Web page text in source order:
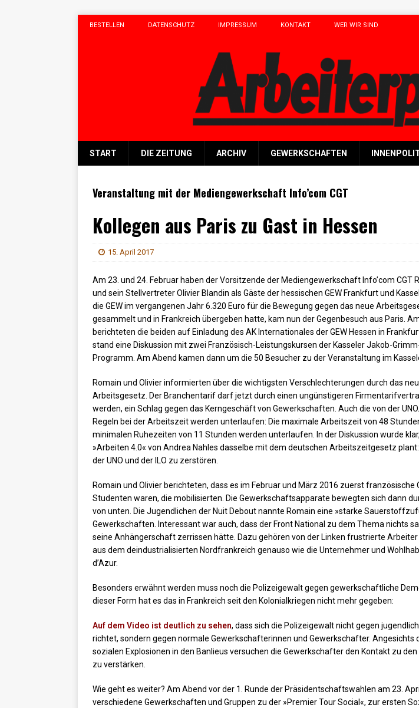
BESTELLEN DATENSCHUTZ IMPRESSUM KONTAKT WER WIR SIND
START DIE ZEITUNG ARCHIV GEWERKSCHAFTEN
Veranstaltung mit der Mediengewerkschaft Info’com CGT
Kollegen aus Paris zu Gast in Hessen
15. April 2017
Am 23. und 24. Februar haben der Vorsitzende der Mediengewerkschaft Info’com CGT
und sein Stellvertreter Olivier Blandin als Gäste der hessischen GEW Frankfurt und
die GEW im vergangenen Jahr 6.320 Euro für die Bewegung gegen das neue
gesammelt und in Frankreich übergeben hatte, kam nun der Gegenbesuch aus Paris.
berichteten die beiden auf Einladung des AK Internationales der GEW Hessen in
stand eine Diskussion mit zwei Französisch-Leistungskursen der Kasseler Jakob-
Programm. Am Abend kamen dann um die 50 Besucher zu der Veranstaltung im
Romain und Olivier informierten über die wichtigsten Verschlechterungen durch das
Arbeitsgesetz. Der Branchentarif darf jetzt durch einen ungünstigeren
werden, ein Schlag gegen das Kerngeschäft von Gewerkschaften. Auch die von der
Regeln bei der Arbeitszeit werden unterlaufen: Die maximale Arbeitszeit von 48
minimalen Ruhezeiten von 11 Stunden werden unterlaufen. In der Diskussion wurde
»Arbeiten 4.0« von Andrea Nahles dasselbe mit dem deutschen Arbeitszeitgesetz
der UNO und der ILO zu zerstören.
Romain und Olivier berichteten, dass es im Februar und März 2016 zuerst französische
Studenten waren, die mobilisierten. Die Gewerkschaftsapparate bewegten sich dann
von unten. Die Jugendlichen der Nuit Debout nannte Romain eine »starke
Gewerkschaften. Interessant war auch, dass der Front National zu dem Thema nichts
seine Anhängerschaft zerrissen hätte. Dazu gehören von der Linken frustrierte Arbeiter
aus dem deindustrialisierten Nordfrankreich genauso wie die Unternehmer und
d’Azur.
Besonders erwähnt werden muss noch die Polizeigewalt gegen gewerkschaftliche
dieser Form hat es das in Frankreich seit den Kolonialkriegen nicht mehr gegeben:
Auf dem Video ist deutlich zu sehen, dass sich die Polizeigewalt nicht gegen
richtet, sondern gegen normale Gewerkschafterinnen und Gewerkschafter. Angesichts
sozialen Explosionen in den Banlieus versuchen die Gewerkschafter den Kontakt zu
zu verstärken.
Wie geht es weiter? Am Abend vor der 1. Runde der Präsidentschaftswahlen am 23.
verschiedene Gewerkschaften und Gruppen zu der »Premier Tour Social«, zur ersten